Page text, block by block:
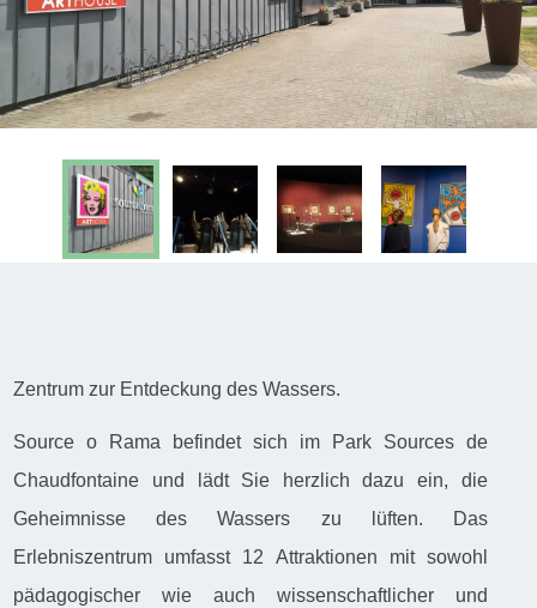
Zentrum zur Entdeckung des Wassers.
Source o Rama befindet sich im Park Sources de
Chaudfontaine und lädt Sie herzlich dazu ein, die
Geheimnisse des Wassers zu lüften. Das
Erlebniszentrum umfasst 12 Attraktionen mit sowohl
pädagogischer wie auch wissenschaftlicher und